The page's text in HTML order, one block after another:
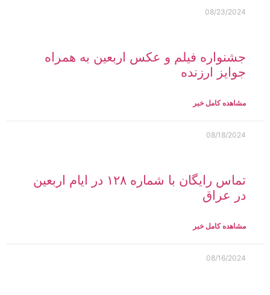
08/23/2024
جشنواره فیلم و عکس اربعین به همراه
جوایز ارزنده
مشاهده کامل خبر
08/18/2024
تماس رایگان با شماره ۱۲۸ در ایام اربعین
در عراق
مشاهده کامل خبر
08/16/2024